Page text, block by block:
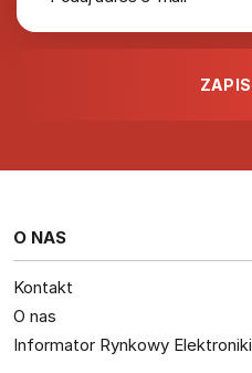
O NAS
Kontakt
O nas
Informator Rynkowy Elektroniki